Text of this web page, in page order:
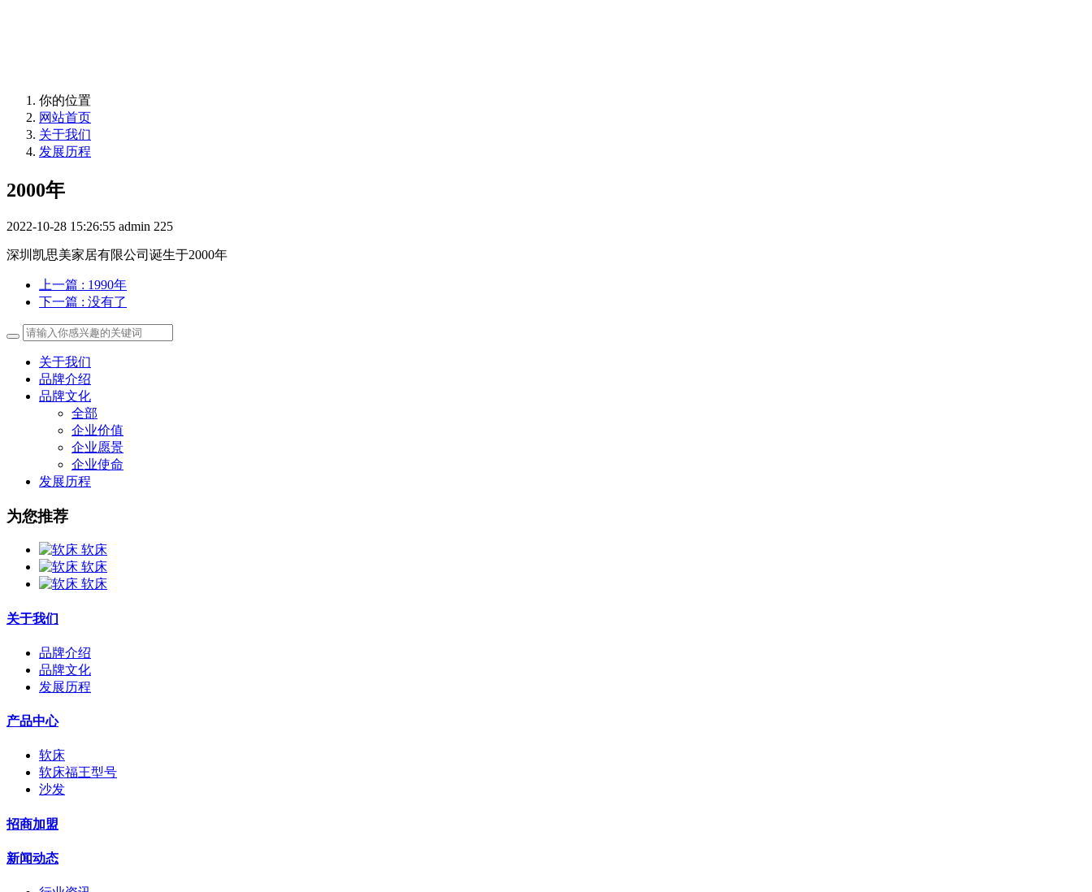
你的位置
网站首页
关于我们
发展历程
2000年
2022-10-28 15:26:55 admin 225
深圳凯思美家居有限公司诞生于2000年
上一篇 : 1990年
下一篇 : 没有了
关于我们
品牌介绍
品牌文化
全部
企业价值
企业愿景
企业使命
发展历程
为您推荐
软床
软床
软床
关于我们
品牌介绍
品牌文化
发展历程
产品中心
软床
软床福王型号
沙发
招商加盟
新闻动态